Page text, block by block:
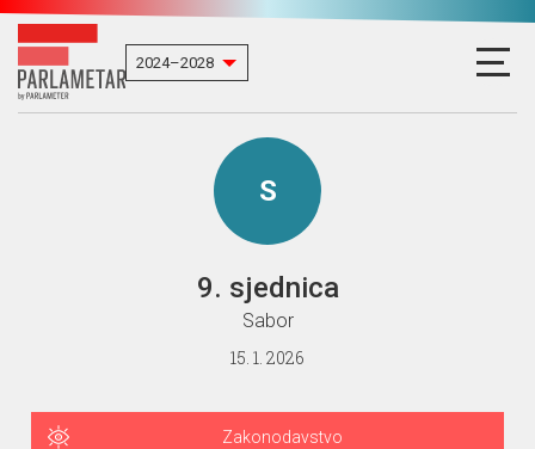
S
9. sjednica
Sabor
15. 1. 2026
Zakonodavstvo